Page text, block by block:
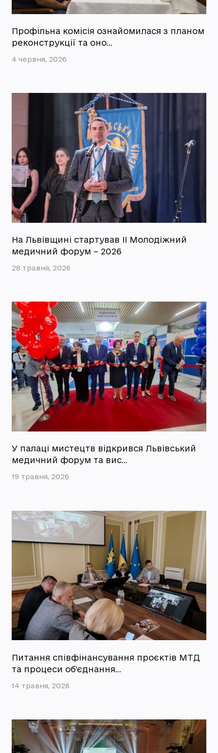
Профільна комісія ознайомилася з планом
реконструкції та оно…
4 червня, 2026
На Львівщині стартував ІІ Молодіжний
медичний форум – 2026
28 травня, 2026
У палаці мистецтв відкрився Львівський
медичний форум та вис…
19 травня, 2026
Питання співфінансування проєктів МТД
та процеси об’єднання…
14 травня, 2026